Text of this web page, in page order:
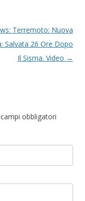
Terremoto: Nuova
Salvata 26 Ore Dopo
Il Sisma. Video →
obbligatori